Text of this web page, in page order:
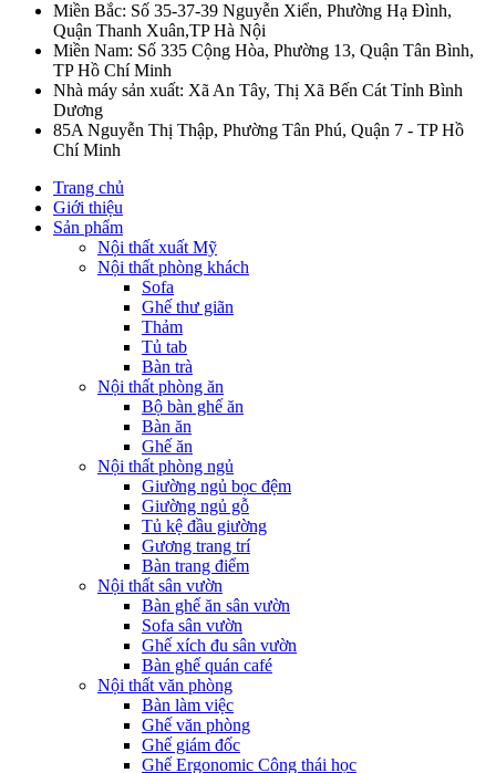
Miền Bắc: Số 35-37-39 Nguyễn Xiển, Phường Hạ Đình,
Quận Thanh Xuân,TP Hà Nội
Miền Nam: Số 335 Cộng Hòa, Phường 13, Quận Tân Bình,
TP Hồ Chí Minh
Nhà máy sản xuất: Xã An Tây, Thị Xã Bến Cát Tỉnh Bình
Dương
85A Nguyễn Thị Thập, Phường Tân Phú, Quận 7 - TP Hồ
Chí Minh
Trang chủ
Giới thiệu
Sản phẩm
Nội thất xuất Mỹ
Nội thất phòng khách
Sofa
Ghế thư giãn
Thảm
Tủ tab
Bàn trà
Nội thất phòng ăn
Bộ bàn ghế ăn
Bàn ăn
Ghế ăn
Nội thất phòng ngủ
Giường ngủ bọc đệm
Giường ngủ gỗ
Tủ kệ đầu giường
Gương trang trí
Bàn trang điểm
Nội thất sân vườn
Bàn ghế ăn sân vườn
Sofa sân vườn
Ghế xích đu sân vườn
Bàn ghế quán café
Nội thất văn phòng
Bàn làm việc
Ghế văn phòng
Ghế giám đốc
Ghế Ergonomic Công thái học